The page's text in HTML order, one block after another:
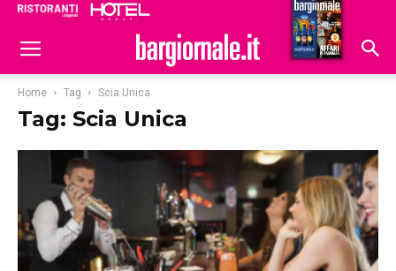
Hoteldomani
Home Tag Scia Unica
Tag: Scia Unica